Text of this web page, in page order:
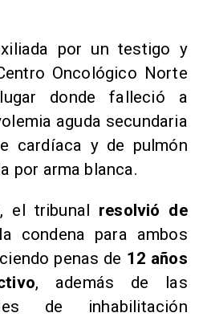
por un testigo y
Oncológico Norte
donde falleció a
aguda secundaria
cardíaca y de pulmón
por arma blanca.
el tribunal resolvió de
la condena para ambos
penas de 12 años
, además de las
de inhabilitación